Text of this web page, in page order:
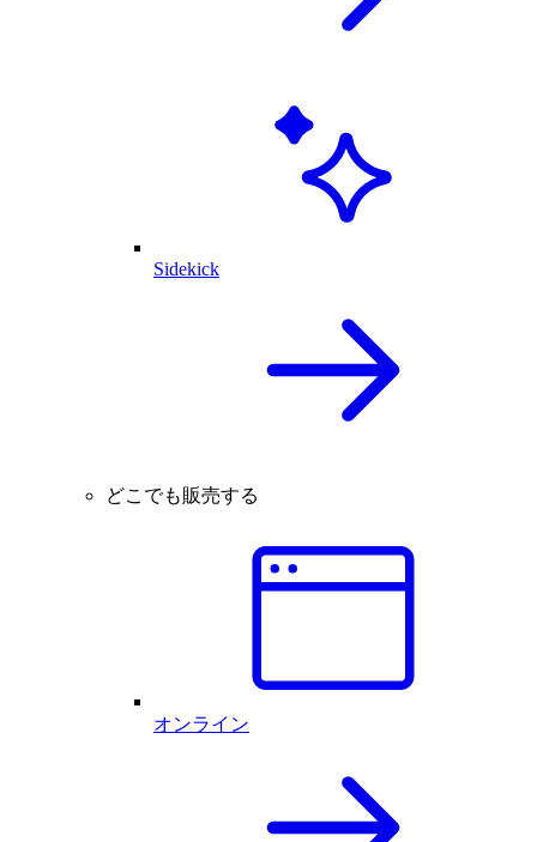
Sidekick
どこでも販売する
オンライン